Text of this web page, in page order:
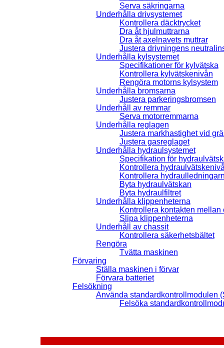
Serva säkringarna
Underhålla drivsystemet
Kontrollera däcktrycket
Dra åt hjulmuttrarna
Dra åt axelnavets muttrar
Justera drivningens
Underhålla kylsystemet
Specifikationer för kylvätska
Kontrollera kylvätskenivån
Rengöra motorns kylsystem
Underhålla bromsarna
Justera parkeringsbromsen
Underhåll av remmar
Serva motorremmarna
Underhålla reglagen
Justera markhastighet vid
Justera gasreglaget
Underhålla hydraulsystemet
Specifikation för
Kontrollera
Kontrollera
Byta hydraulvätskan
Byta hydraulfiltret
Underhålla klippenheterna
Kontrollera kontakten
Slipa klippenheterna
Underhåll av chassit
Kontrollera säkerhetsbältet
Rengöra
Tvätta maskinen
Förvaring
Ställa maskinen i förvar
Förvara batteriet
Felsökning
Använda standardkontrollmodulen
Felsöka